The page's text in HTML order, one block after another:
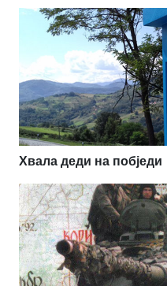
Хвала деди на побједи